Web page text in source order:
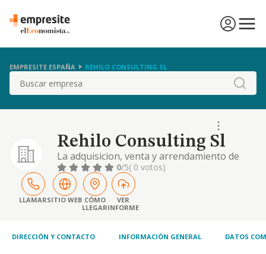
EMPRESITE ESPAÑA REHILO CONSULTING SL
Buscar
Rehilo Consulting Sl
La adquisicion, venta y arrendamiento de
bienes inmuebles. promocion y consultoria
inmobiliaria
0/5( 0 votos)
LLAMARSITIO WEB CÓMO
LLEGAR
VER
INFORME
DIRECCIÓN Y CONTACTO INFORMACIÓN GENERAL DATOS